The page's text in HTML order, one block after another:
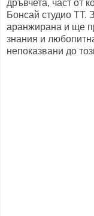
дръвчета, част от
Бонсай студио ТТ.
аранжирана и ще
знания и
непоказвани до